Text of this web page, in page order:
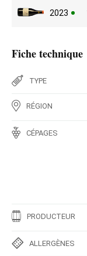
2023
Fiche technique
TYPE
RÉGION
CÉPAGES
PRODUCTEUR
ALLERGÈNES